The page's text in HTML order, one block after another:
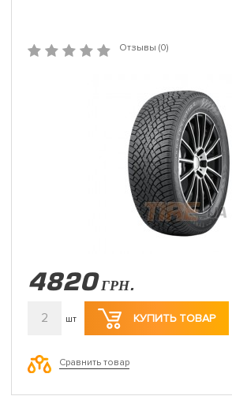
Отзывы (0)
4820 ГРН.
2 шт КУПИТЬ ТОВАР
Сравнить товар